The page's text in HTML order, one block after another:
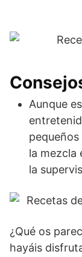
Aunque
la mezcla
la
¿Qué os
hayáis